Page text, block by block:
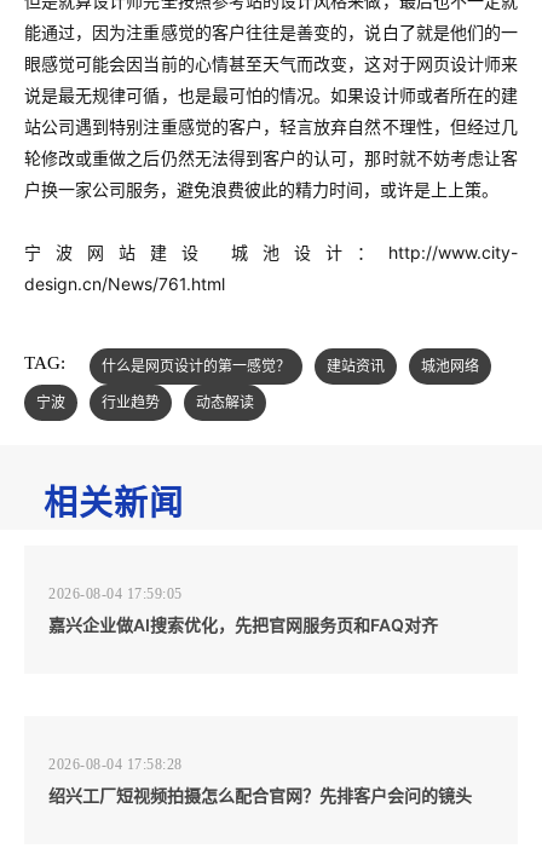
能通过，因为注重感觉的客户往往是善变的，说白了就是他们的一
眼感觉可能会因当前的心情甚至天气而改变，这对于网页设计师来
说是最无规律可循，也是最可怕的情况。如果设计师或者所在的建
站公司遇到特别注重感觉的客户，轻言放弃自然不理性，但经过几
轮修改或重做之后仍然无法得到客户的认可，那时就不妨考虑让客
户换一家公司服务，避免浪费彼此的精力时间，或许是上上策。
宁波网站建设 城池设计：http://www.city-
design.cn/News/761.html
TAG: 什么是网页设计的第一感觉？ 建站资讯
城池网络
宁波
行业趋势 动态解读
相关新闻
2026-08-04 17:59:05
嘉兴企业做AI搜索优化，先把官网服务页和FAQ对齐
2026-08-04 17:58:28
绍兴工厂短视频拍摄怎么配合官网？先排客户会问的镜头